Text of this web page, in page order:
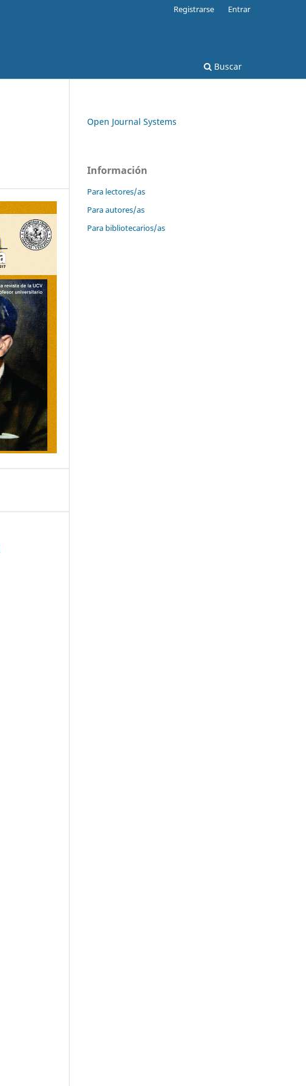
Buscar
Registrarse Entrar
Open Journal Systems
Información
Para lectores/as
Para autores/as
Para bibliotecarios/as